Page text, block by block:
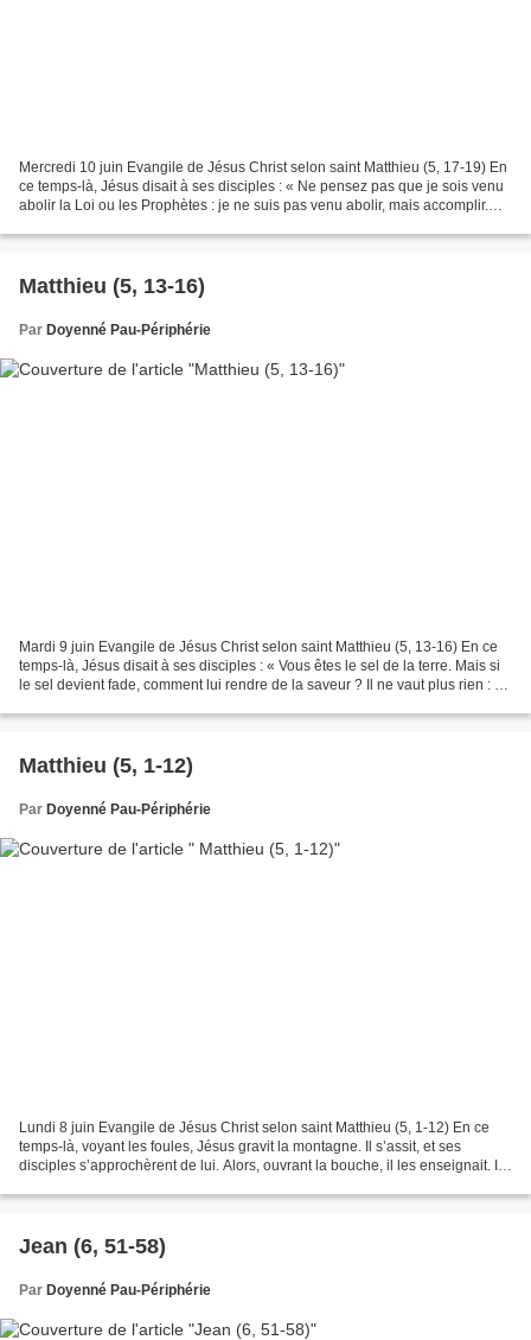
Mercredi 10 juin Evangile de Jésus Christ selon saint Matthieu (5, 17-19) En
ce temps-là, Jésus disait à ses disciples : « Ne pensez pas que je sois venu
abolir la Loi ou les Prophètes : je ne suis pas venu abolir, mais accomplir.
Matthieu (5, 13-16)
Par Doyenné Pau-Périphérie
Mardi 9 juin Evangile de Jésus Christ selon saint Matthieu (5, 13-16) En ce
temps-là, Jésus disait à ses disciples : « Vous êtes le sel de la terre. Mais si
le sel devient fade, comment lui rendre de la saveur ? Il ne vaut plus rien : on
Matthieu (5, 1-12)
Par Doyenné Pau-Périphérie
Lundi 8 juin Evangile de Jésus Christ selon saint Matthieu (5, 1-12) En ce
temps-là, voyant les foules, Jésus gravit la montagne. Il s’assit, et ses
disciples s’approchèrent de lui. Alors, ouvrant la bouche, il les enseignait. Il
Jean (6, 51-58)
Par Doyenné Pau-Périphérie